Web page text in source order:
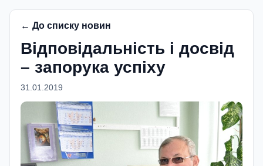
← До списку новин
Відповідальність і досвід
– запорука успіху
31.01.2019